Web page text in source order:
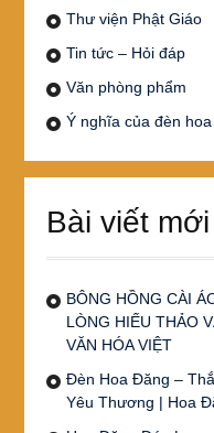
Thư viện Phật Giáo
Tin tức – Hỏi đáp
Văn phòng phẩm
Ý nghĩa của đèn
Bài viết mới
BÔNG HỒNG CÀI
LÒNG HIẾU THẢO
VĂN HÓA VIỆT
Đèn Hoa Đăng –
Yêu Thương | Hoa